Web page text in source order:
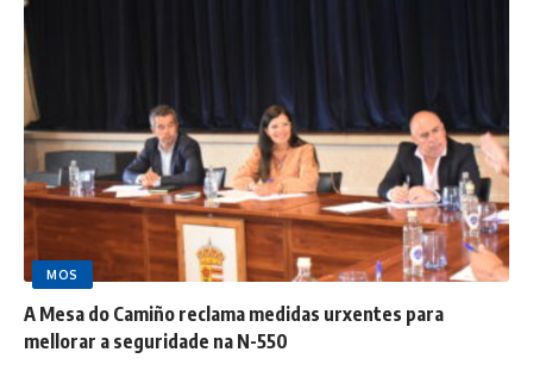
MOS
A Mesa do Camiño reclama medidas urxentes para
mellorar a seguridade na N-550